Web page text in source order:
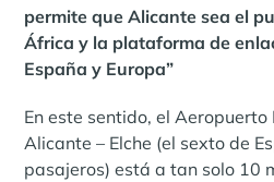
permite que Alicante sea el
África y la plataforma de
España y Europa”
En este sentido, el
Alicante – Elche (el sexto de
pasajeros) está a tan solo 10